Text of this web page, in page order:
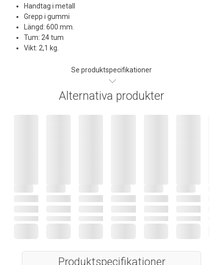
Handtag i metall
Grepp i gummi
Längd: 600 mm.
Tum: 24 tum
Vikt: 2,1 kg.
Se produktspecifikationer
Alternativa produkter
Produktspecifikationer